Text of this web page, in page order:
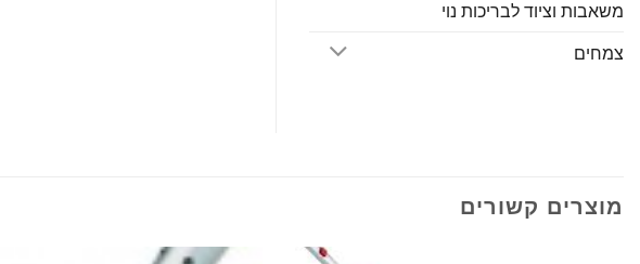
משאבות וציוד לבריכות נוי
צמחים
מוצרים קשורים